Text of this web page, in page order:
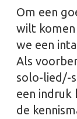
Om een
wilt komen
we een
Als
solo-lied/-
een indruk
de